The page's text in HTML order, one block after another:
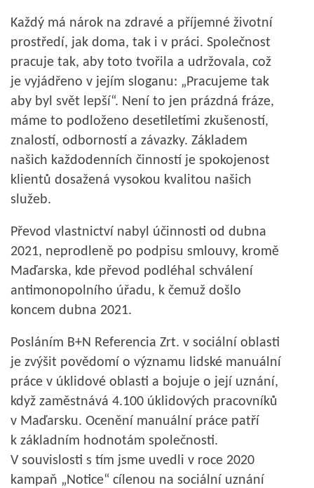
Každý má nárok na zdravé a příjemné životní
prostředí, jak doma, tak i v práci. Společnost
pracuje tak, aby toto tvořila a udržovala, což
je vyjádřeno v jejím sloganu: „Pracujeme tak
aby byl svět lepší“. Není to jen prázdná fráze,
máme to podloženo desetiletími zkušeností,
znalostí, odborností a závazky. Základem
našich každodenních činností je spokojenost
klientů dosažená vysokou kvalitou našich
služeb.
Převod vlastnictví nabyl účinnosti od dubna
2021, neprodleně po podpisu smlouvy, kromě
Maďarska, kde převod podléhal schválení
antimonopolního úřadu, k čemuž došlo
koncem dubna 2021.
Posláním B+N Referencia Zrt. v sociální oblasti
je zvýšit povědomí o významu lidské manuální
práce v úklidové oblasti a bojuje o její uznání,
když zaměstnává 4.100 úklidových pracovníků
v Maďarsku. Ocenění manuální práce patří
k základním hodnotám společnosti.
V souvislosti s tím jsme uvedli v roce 2020
kampaň „Notice“ cílenou na sociální uznání